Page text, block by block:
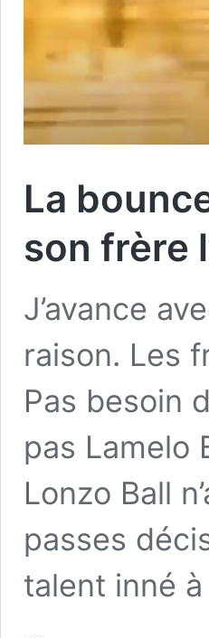
La
son frère
J’avance
raison. Les
Pas besoin
pas Lamelo
Lonzo Ball
passes
talent inné